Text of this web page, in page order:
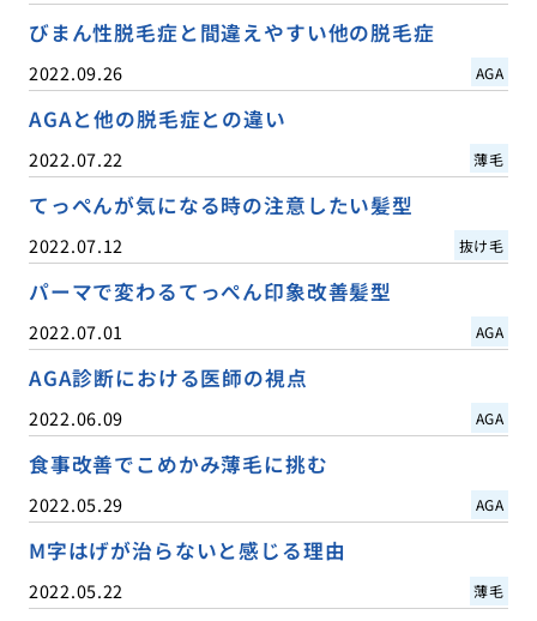
びまん性脱毛症と間違えやすい他の脱毛症
2022.09.26 AGA
AGAと他の脱毛症との違い
2022.07.22 薄毛
てっぺんが気になる時の注意したい髪型
2022.07.12 抜け毛
パーマで変わるてっぺん印象改善髪型
2022.07.01 AGA
AGA診断における医師の視点
2022.06.09 AGA
食事改善でこめかみ薄毛に挑む
2022.05.29 AGA
M字はげが治らないと感じる理由
2022.05.22 薄毛